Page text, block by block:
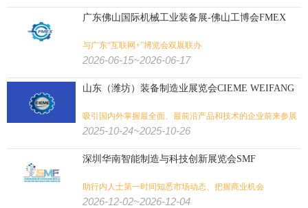
广东佛山国际机械工业装备展-佛山工博会FMEX
与广东“互联网+”博览会双展联办
2026-06-15~2026-06-17
山东（潍坊）装备制造业展览会CIEME WEIFANG
吸引国内外掌握最全面、最前沿产品和技术的企业前来参展
2025-10-24~2025-10-26
深圳华南智能制造与科技创新展览会SMF
助行内人士第一时间知悉市场动态、把握商业机会
2026-12-02~2026-12-04